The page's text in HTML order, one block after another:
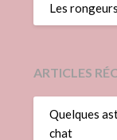
Les rongeurs
ARTICLES
Quelques
chat